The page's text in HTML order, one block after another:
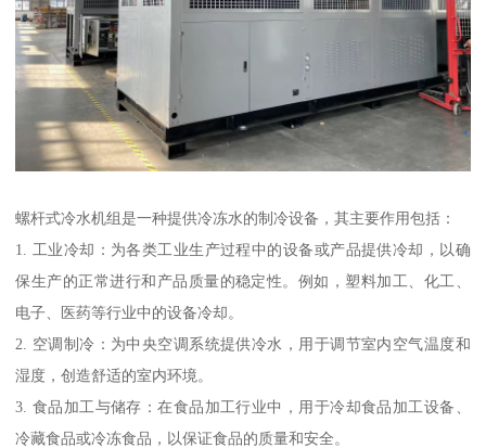
螺杆式冷水机组是一种提供冷冻水的制冷设备，其主要作用包括：
1. 工业冷却：为各类工业生产过程中的设备或产品提供冷却，以确
保生产的正常进行和产品质量的稳定性。例如，塑料加工、化工、
电子、医药等行业中的设备冷却。
2. 空调制冷：为中央空调系统提供冷水，用于调节室内空气温度和
湿度，创造舒适的室内环境。
3. 食品加工与储存：在食品加工行业中，用于冷却食品加工设备、
冷藏食品或冷冻食品，以保证食品的质量和安全。